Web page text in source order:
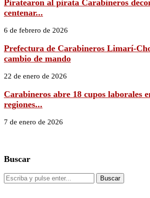
Piratearon al pirata Carabineros
centenar...
6 de febrero de 2026
Prefectura de Carabineros Limarí-
cambio de mando
22 de enero de 2026
Carabineros abre 18 cupos laborales
regiones...
7 de enero de 2026
Buscar